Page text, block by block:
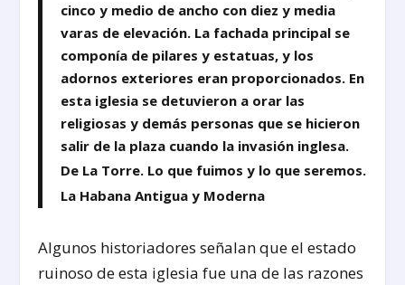
cinco y medio de ancho con diez y media
varas de elevación. La fachada principal se
componía de pilares y estatuas, y los
adornos exteriores eran proporcionados. En
esta iglesia se detuvieron a orar las
religiosas y demás personas que se hicieron
salir de la plaza cuando la invasión inglesa.
De La Torre. Lo que fuimos y lo que seremos.
La Habana Antigua y Moderna
Algunos historiadores señalan que el estado
ruinoso de esta iglesia fue una de las razones